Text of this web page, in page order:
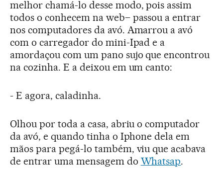
melhor chamá-lo desse modo, pois assim
todos o conhecem na web– passou a entrar
nos computadores da avó. Amarrou a avó
com o carregador do mini-Ipad e a
amordaçou com um pano sujo que encontrou
na cozinha. E a deixou em um canto:
- E agora, caladinha.
Olhou por toda a casa, abriu o computador
da avó, e quando tinha o Iphone dela em
mãos para pegá-lo também, viu que acabava
de entrar uma mensagem do Whatsap.